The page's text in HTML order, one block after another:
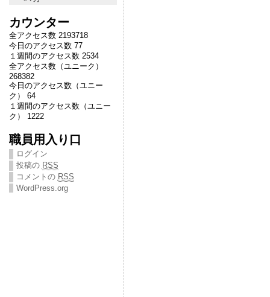
カウンター
全アクセス数 2193718
今日のアクセス数 77
１週間のアクセス数 2534
全アクセス数（ユニーク）
268382
今日のアクセス数（ユニー
ク） 64
１週間のアクセス数（ユニー
ク） 1222
職員用入り口
ログイン
投稿の RSS
コメントの RSS
WordPress.org